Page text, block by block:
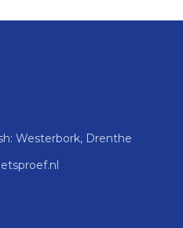
Westerbork, Drenthe